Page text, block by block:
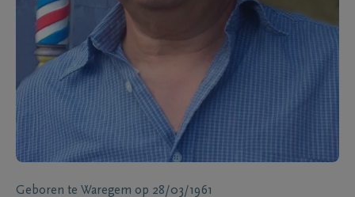
Geboren te Waregem op 28/03/1961